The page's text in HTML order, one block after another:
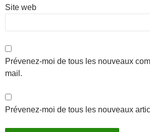
Site web
Prévenez-moi de tous les nouveaux
mail.
Prévenez-moi de tous les nouveaux